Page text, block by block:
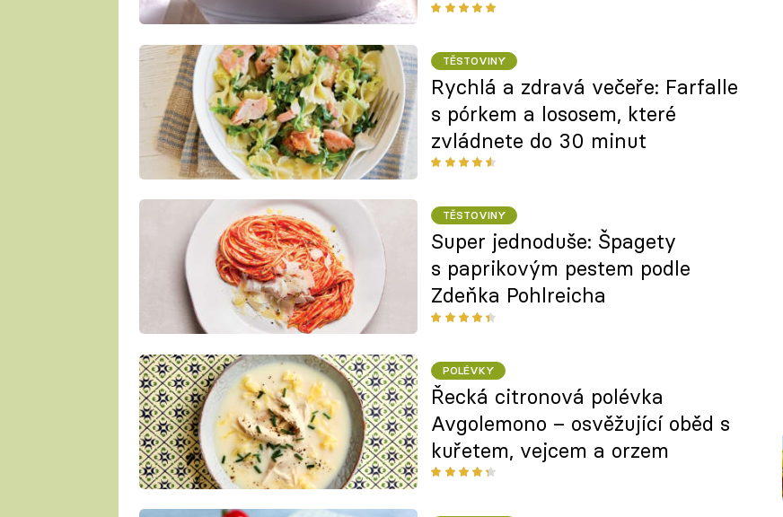
TĚSTOVINY
Rychlá a zdravá večeře: Farfalle
s pórkem a lososem, které
zvládnete do 30 minut
TĚSTOVINY
Super jednoduše: Špagety
s paprikovým pestem podle
Zdeňka Pohlreicha
POLÉVKY
Řecká citronová polévka
Avgolemono – osvěžující oběd s
kuřetem, vejcem a orzem